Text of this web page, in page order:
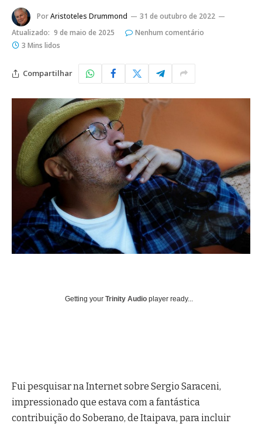
PorAristoteles Drummond
31 de outubro de 2022
Atualizado: 9 de maio de 2025
Nenhum comentário
3 Mins lidos
Compartilhar
Getting your Trinity Audio player ready...
Fui pesquisar na Internet sobre Sergio Saraceni,
impressionado que estava com a fantástica
contribuição do Soberano, de Itaipava, para incluir